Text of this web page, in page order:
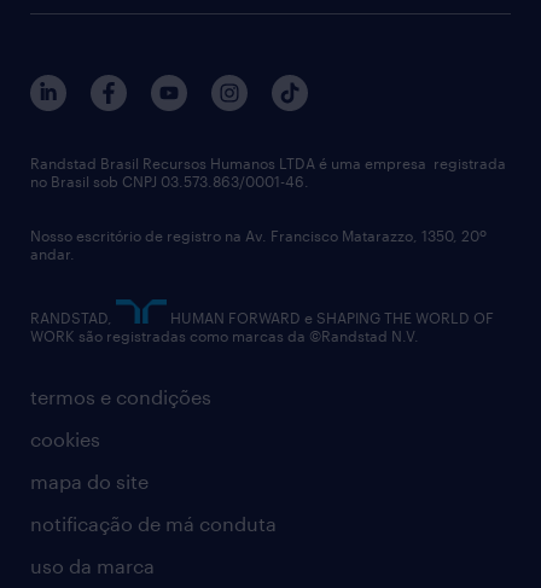
termos e condições
cookies
mapa do site
notificação de má conduta
uso da marca
Randstad Brasil Recursos Humanos LTDA é uma empresa registrada
no Brasil sob CNPJ 03.573.863/0001-46.
Nosso escritório de registro na Av. Francisco Matarazzo, 1350, 20º
andar.
RANDSTAD,
HUMAN FORWARD e SHAPING THE WORLD OF
WORK são registradas como marcas da ©Randstad N.V.